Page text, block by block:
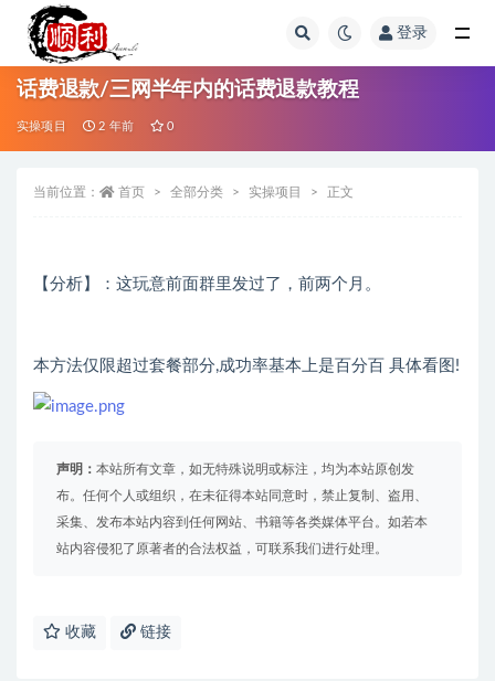
登录
话费退款/三网半年内的话费退款教程
实操项目 2 年前 0
当前位置： 首页 全部分类 实操项目 正文
【分析】：这玩意前面群里发过了，前两个月。
本方法仅限超过套餐部分,成功率基本上是百分百 具体看图!
声明： 本站所有文章，如无特殊说明或标注，均为本站原创发
布。任何个人或组织，在未征得本站同意时，禁止复制、盗用、
采集、发布本站内容到任何网站、书籍等各类媒体平台。如若本
站内容侵犯了原著者的合法权益，可联系我们进行处理。
收藏 链接
全部